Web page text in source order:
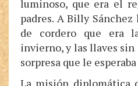
luminoso, que era el
padres. A Billy
de cordero que era
invierno, y las llaves sin
sorpresa que le
La misión diplomática